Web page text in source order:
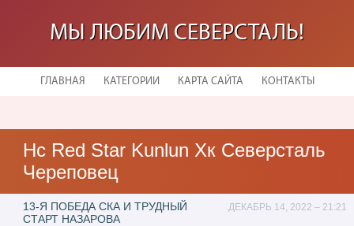
МЫ ЛЮБИМ СЕВЕРСТАЛЬ!
ГЛАВНАЯ КАТЕГОРИИ КАРТА САЙТА КОНТАКТЫ
Hc Red Star Kunlun Хк Северсталь
Череповец
13-Я ПОБЕДА СКА И ТРУДНЫЙ
СТАРТ НАЗАРОВА
ДЕКАБРЬ 14, 2022 – 21:21